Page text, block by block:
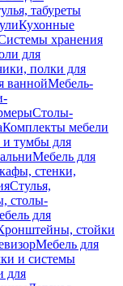
табуреты
Кухонные
хранения
для
полки для
ваннойМебель-
Столы-
Комплекты мебели
тумбы для
Мебель для
стенки,
Стулья,
столы-
для
стойки
Мебель для
и системы
для